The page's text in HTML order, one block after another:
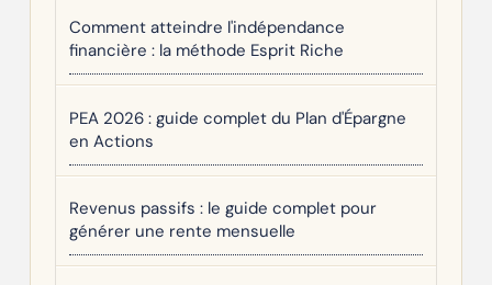
Comment atteindre l'indépendance
financière : la méthode Esprit Riche
PEA 2026 : guide complet du Plan d'Épargne
en Actions
Revenus passifs : le guide complet pour
générer une rente mensuelle